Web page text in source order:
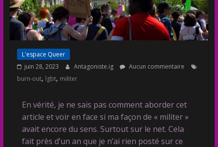
L'espace Queer
juin 28, 2023
Antagoniste.ig
Aucun commentaire
burn-out, lgbt, militer
En vérité, je ne sais pas comment aborder cet
article et voir en face si ma façon de « militer »
avait encore du sens. Surtout sur le net. Cela
fait près d’un an que je n’ai rien posté sur ce